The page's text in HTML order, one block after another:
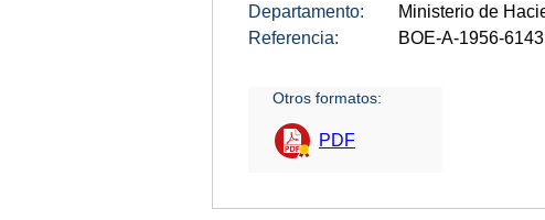
Departamento:
Ministerio de
Referencia:
BOE-A-1956-6143
Otros formatos:
PDF